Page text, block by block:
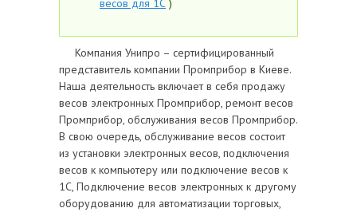
весов для 1С )
Компания Унипро – сертифицированный
представитель компании Промприбор в Киеве.
Наша деятельность включает в себя продажу
весов электронных Промприбор, ремонт весов
Промприбор, обслуживания весов Промприбор.
В свою очередь, обслуживание весов состоит
из установки электронных весов, подключения
весов к компьютеру или подключение весов к
1С, Подключение весов электронных к другому
оборудованию для автоматизации торговых,